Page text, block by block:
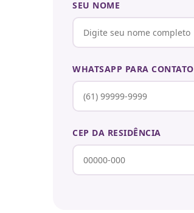
SEU NOME
WHATSAPP PARA CONTATO
CEP DA RESIDÊNCIA